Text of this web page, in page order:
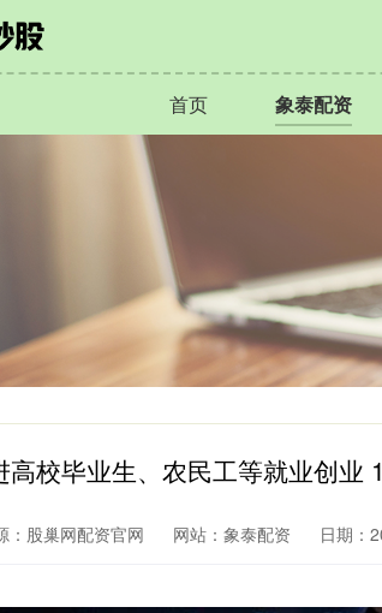
首页 象泰配资
校毕业生、农民工等就业创业
：股巢网配资官网 网站：象泰配资 日期：